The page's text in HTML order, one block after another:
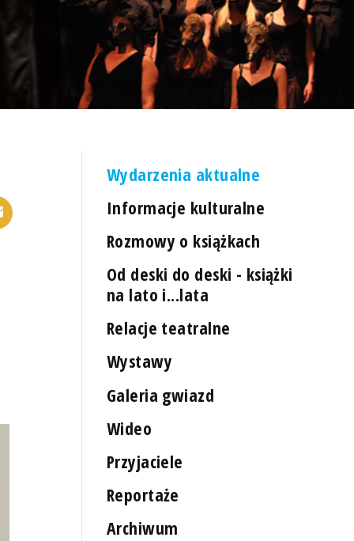
Wydarzenia aktualne
Informacje kulturalne
Rozmowy o książkach
Od deski do deski - książki
na lato i...lata
Relacje teatralne
Wystawy
Galeria gwiazd
Wideo
Przyjaciele
Reportaże
Archiwum